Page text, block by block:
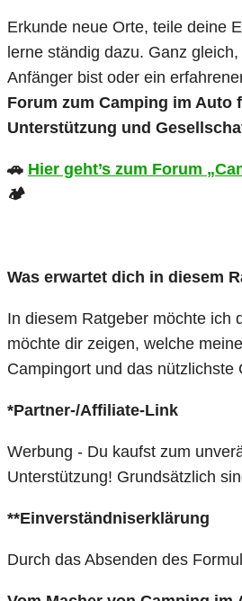
Erkunde neue Orte, teile deine
lerne ständig dazu. Ganz
Anfänger bist oder ein
Forum zum Camping im Auto
Unterstützung und
🚗 Hier geht’s zum Forum
🏕️
Was erwartet dich in diesem
In diesem Ratgeber möchte ich
möchte dir zeigen, welche
Campingort und das
*Partner-/Affiliate-Link
Werbung - Du kaufst zum
Unterstützung! Grundsätzlich
**Einverständniserklärung
Durch das Absenden des